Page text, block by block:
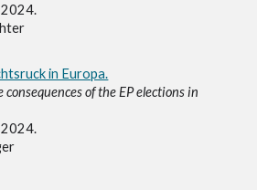
2024.
in Europa.
of the EP elections in
2024.